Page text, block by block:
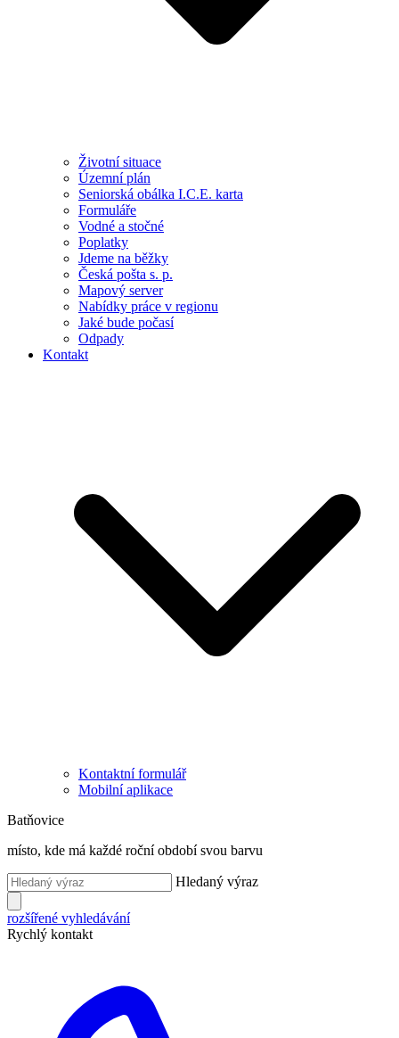
Životní situace
Územní plán
Seniorská obálka I.C.E. karta
Formuláře
Vodné a stočné
Poplatky
Jdeme na běžky
Česká pošta s. p.
Mapový server
Nabídky práce v regionu
Jaké bude počasí
Odpady
Kontakt
Kontaktní formulář
Mobilní aplikace
Batňovice
místo, kde má každé roční období svou barvu
Hledaný výraz
rozšířené vyhledávání
Rychlý kontakt